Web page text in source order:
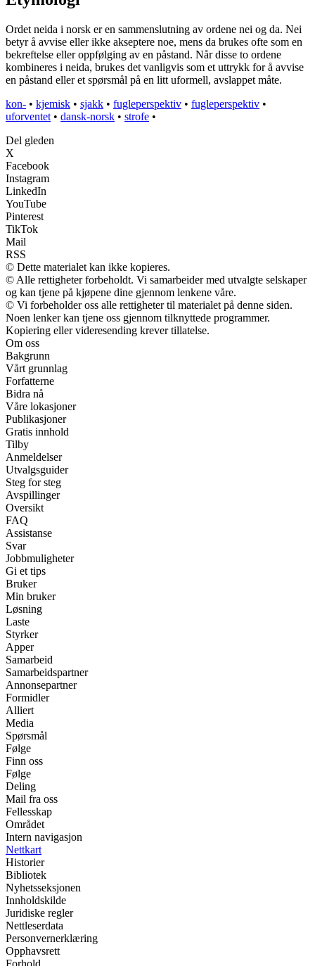
Ordet neida i norsk er en sammenslutning av ordene nei og da. Nei
betyr å avvise eller ikke akseptere noe, mens da brukes ofte som en
bekreftelse eller oppfølging av en påstand. Når disse to ordene
kombineres i neida, brukes det vanligvis som et uttrykk for å avvise
en påstand eller et spørsmål på en litt uformell, avslappet måte.
kon- • kjemisk • sjakk • fugleperspektiv • fugleperspektiv •
uforventet • dansk-norsk • strofe •
Del gleden
X
Facebook
Instagram
LinkedIn
YouTube
Pinterest
TikTok
Mail
RSS
© Dette materialet kan ikke kopieres.
© Alle rettigheter forbeholdt. Vi samarbeider med utvalgte selskaper
og kan tjene på kjøpene dine gjennom lenkene våre.
© Vi forbeholder oss alle rettigheter til materialet på denne siden.
Noen lenker kan tjene oss gjennom tilknyttede programmer.
Kopiering eller videresending krever tillatelse.
Om oss
Bakgrunn
Vårt grunnlag
Forfatterne
Bidra nå
Våre lokasjoner
Publikasjoner
Gratis innhold
Tilby
Anmeldelser
Utvalgsguider
Steg for steg
Avspillinger
Oversikt
FAQ
Assistanse
Svar
Jobbmuligheter
Gi et tips
Bruker
Min bruker
Løsning
Laste
Styrker
Apper
Samarbeid
Samarbeidspartner
Annonsepartner
Formidler
Alliert
Media
Spørsmål
Følge
Finn oss
Følge
Deling
Mail fra oss
Fellesskap
Området
Intern navigasjon
Nettkart
Historier
Bibliotek
Nyhetsseksjonen
Innholdskilde
Juridiske regler
Nettleserdata
Personvernerklæring
Opphavsrett